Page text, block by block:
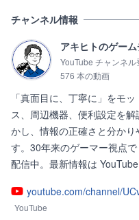
チャンネル情報
アキヒトのゲー
YouTube チャンネル
576 本の動画
「真面目に、丁寧に」をモ
ス、周辺機器、便利設定を
かし、情報の正確さと分か
す。30年来のゲーマー視点
配信中。最新情報は
youtube.com/channel/
YouTube